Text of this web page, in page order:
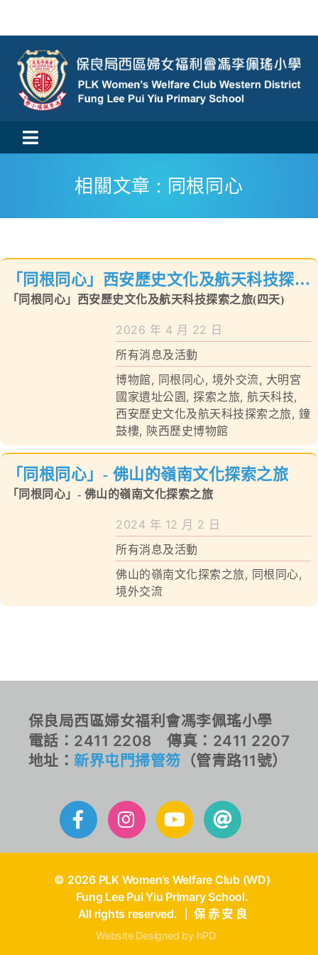
content
Toggle
Navigation
活動消息
校風及學生支援
相關文章 : 同根同心
「同根同心」西安歷史文化及航天科技探索
之旅(四天)
「同根同心」西安歷史文化及航天科技探索之旅(四天)
2026 年 4 月 22 日
所有消息及活動
博物館, 同根同心, 境外交流, 大明宮
國家遺址公園, 探索之旅,航天科技,
西安歷史文化及航天科技探索之旅, 鐘
鼓樓, 陝西歷史博物館
「同根同心」- 佛山的嶺南文化探索之旅
「同根同心」- 佛山的嶺南文化探索之旅
2024 年 12 月 2 日
所有消息及活動
佛山的嶺南文化探索之旅, 同根同心,
境外交流
保良局西區婦女福利會馮李佩瑤小學
電話：2411 2208 傳真：2411 2207
地址： 新界屯門掃管笏 （管青路11號）
© 2026 PLK Women’s Welfare Club (WD)
Fung Lee Pui Yiu Primary School.
All rights reserved. ｜ 保 赤 安 良
Website Designed by hPD